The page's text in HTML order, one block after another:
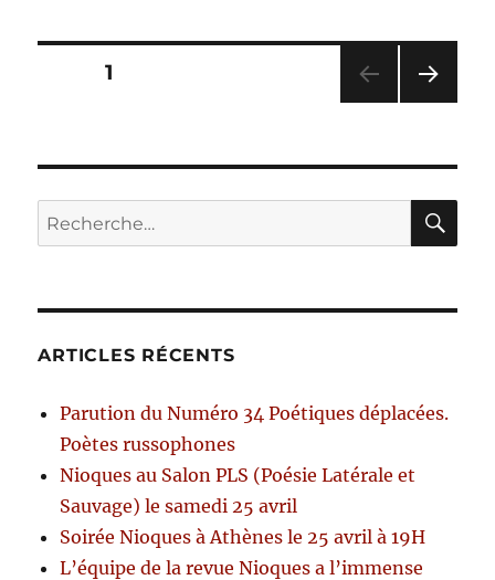
Pagination
publications
PAGE1
ANT
E
Recherche
pour :
ARTICLES RÉCENTS
Parution du Numéro 34 Poétiques déplacées.
Poètes russophones
Nioques au Salon PLS (Poésie Latérale et
Sauvage) le samedi 25 avril
Soirée Nioques à Athènes le 25 avril à 19H
L’équipe de la revue Nioques a l’immense